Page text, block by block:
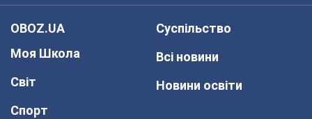
OBOZ.UA
Моя Школа
Світ
Спорт
Суспільство
Всі новини
Новини освіти